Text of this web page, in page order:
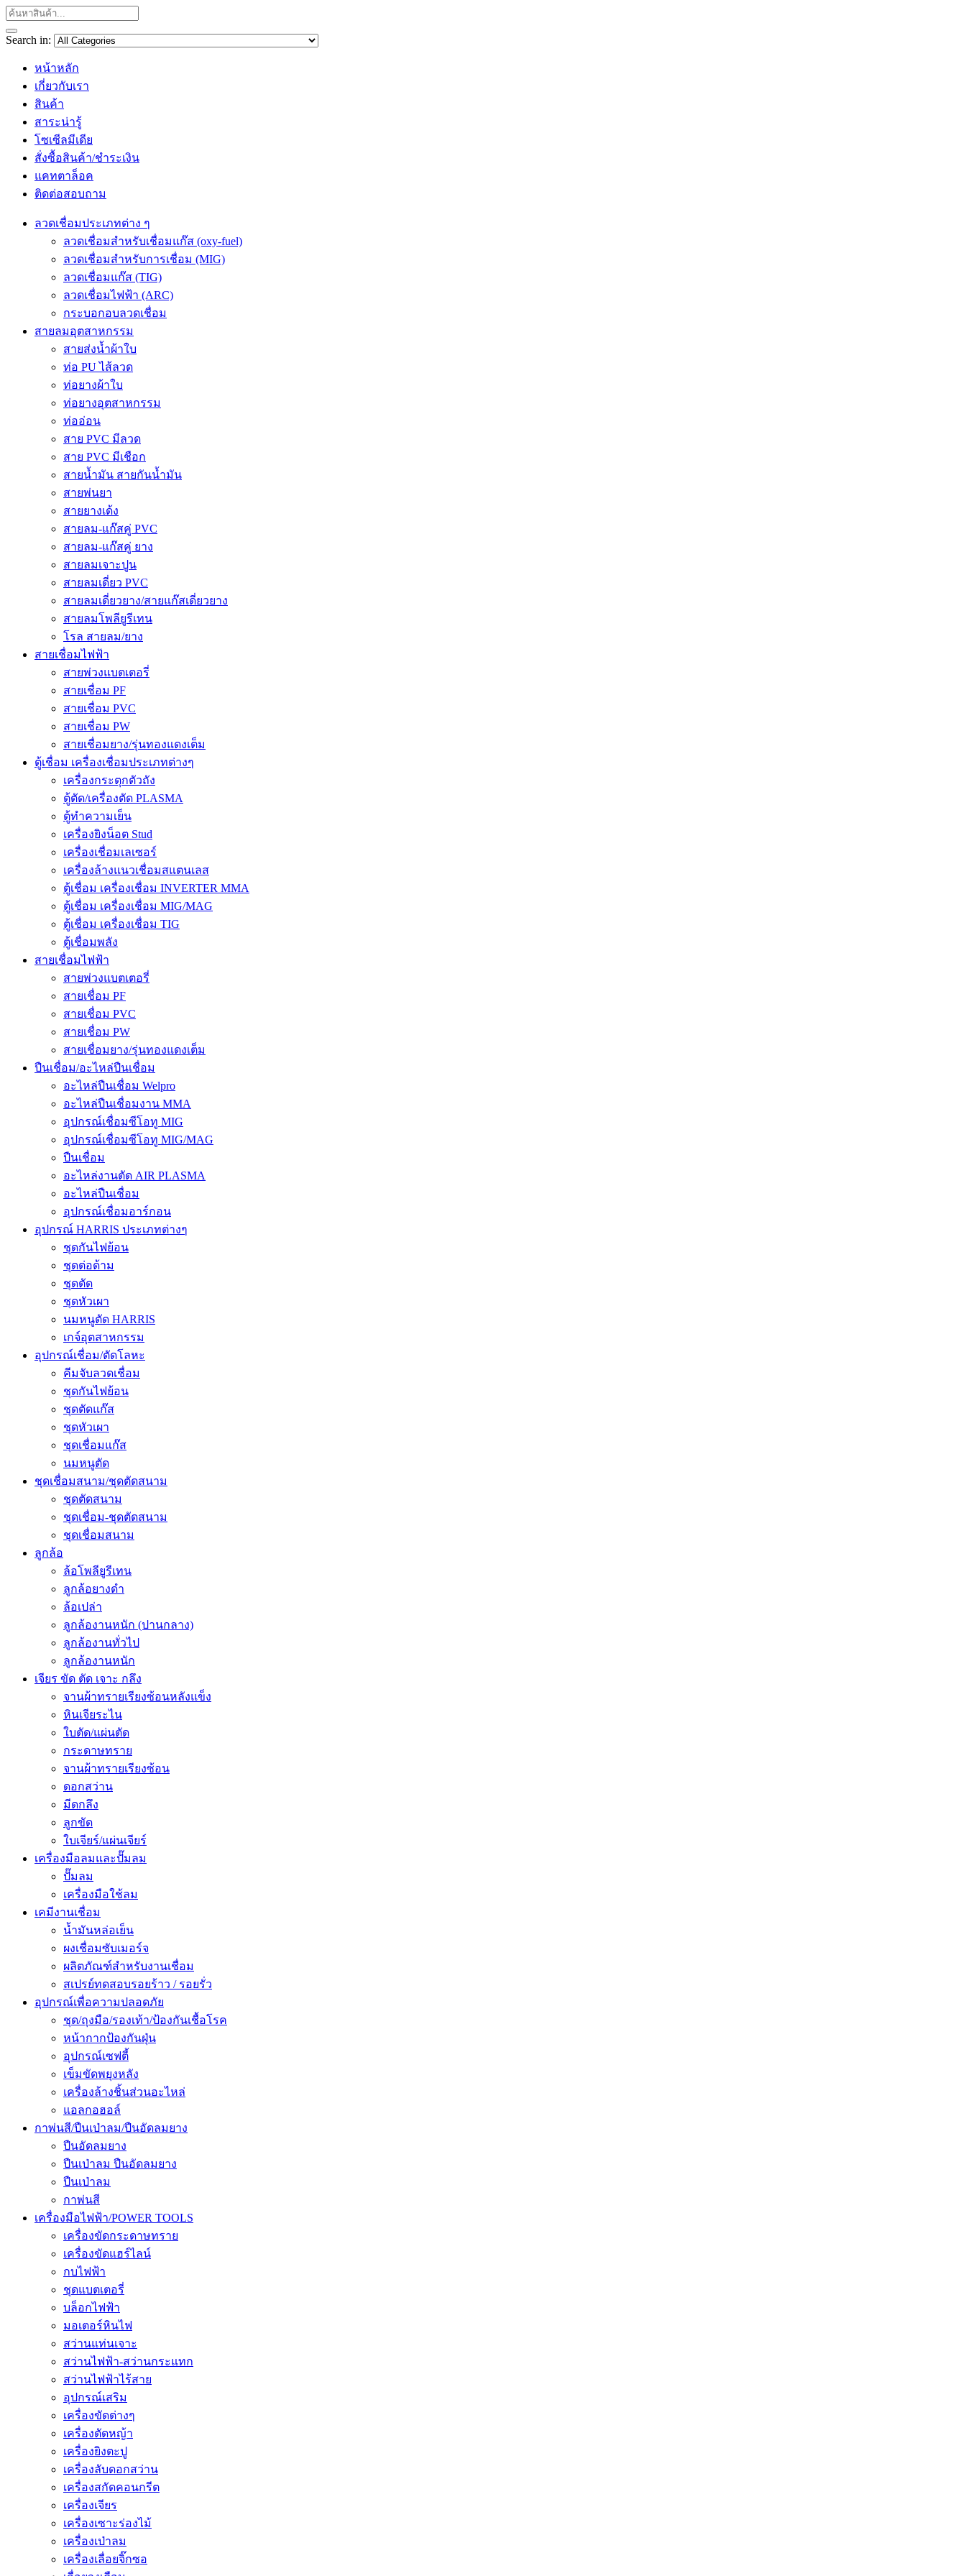
Search in:
หน้าหลัก
เกี่ยวกับเรา
สินค้า
สาระน่ารู้
โซเซีลมีเดีย
สั่งซื้อสินค้า/ชำระเงิน
แคทตาล็อค
ติดต่อสอบถาม
ลวดเชื่อมประเภทต่าง ๆ
ลวดเชื่อมสำหรับเชื่อมแก๊ส (oxy-fuel)
ลวดเชื่อมสำหรับการเชื่อม (MIG)
ลวดเชื่อมแก๊ส (TIG)
ลวดเชื่อมไฟฟ้า (ARC)
กระบอกอบลวดเชื่อม
สายลมอุตสาหกรรม
สายส่งน้ำผ้าใบ
ท่อ PU ไส้ลวด
ท่อยางผ้าใบ
ท่อยางอุตสาหกรรม
ท่ออ่อน
สาย PVC มีลวด
สาย PVC มีเชือก
สายน้ำมัน สายกันน้ำมัน
สายพ่นยา
สายยางเด้ง
สายลม-แก๊สคู่ PVC
สายลม-แก๊สคู่ ยาง
สายลมเจาะปูน
สายลมเดี่ยว PVC
สายลมเดี่ยวยาง/สายแก๊สเดี่ยวยาง
สายลมโพลียูรีเทน
โรล สายลม/ยาง
สายเชื่อมไฟฟ้า
สายพ่วงแบตเตอรี่
สายเชื่อม PF
สายเชื่อม PVC
สายเชื่อม PW
สายเชื่อมยาง/รุ่นทองแดงเต็ม
ตู้เชื่อม เครื่องเชื่อมประเภทต่างๆ
เครื่องกระตุกตัวถัง
ตู้ตัด/เครื่องตัด PLASMA
ตู้ทำความเย็น
เครื่องยิงน็อต Stud
เครื่องเชื่อมเลเซอร์
เครื่องล้างแนวเชื่อมสแตนเลส
ตู้เชื่อม เครื่องเชื่อม INVERTER MMA
ตู้เชื่อม เครื่องเชื่อม MIG/MAG
ตู้เชื่อม เครื่องเชื่อม TIG
ตู้เชื่อมพลัง
สายเชื่อมไฟฟ้า
สายพ่วงแบตเตอรี่
สายเชื่อม PF
สายเชื่อม PVC
สายเชื่อม PW
สายเชื่อมยาง/รุ่นทองแดงเต็ม
ปืนเชื่อม/อะไหล่ปืนเชื่อม
อะไหล่ปืนเชื่อม Welpro
อะไหล่ปืนเชื่อมงาน MMA
อุปกรณ์เชื่อมซีโอทู MIG
อุปกรณ์เชื่อมซีโอทู MIG/MAG
ปืนเชื่อม
อะไหล่งานตัด AIR PLASMA
อะไหล่ปืนเชื่อม
อุปกรณ์เชื่อมอาร์กอน
อุปกรณ์ HARRIS ประเภทต่างๆ
ชุดกันไฟย้อน
ชุดต่อด้าม
ชุดตัด
ชุดหัวเผา
นมหนูตัด HARRIS
เกจ์อุตสาหกรรม
อุปกรณ์เชื่อม/ตัดโลหะ
คีมจับลวดเชื่อม
ชุดกันไฟย้อน
ชุดตัดแก๊ส
ชุดหัวเผา
ชุดเชื่อมแก๊ส
นมหนูตัด
ชุดเชื่อมสนาม/ชุดตัดสนาม
ชุดตัดสนาม
ชุดเชื่อม-ชุดตัดสนาม
ชุดเชื่อมสนาม
ลูกล้อ
ล้อโพลียูรีเทน
ลูกล้อยางดำ
ล้อเปล่า
ลูกล้องานหนัก (ปานกลาง)
ลูกล้องานทั่วไป
ลูกล้องานหนัก
เจียร ขัด ตัด เจาะ กลึง
จานผ้าทรายเรียงซ้อนหลังแข็ง
หินเจียระไน
ใบตัด/แผ่นตัด
กระดาษทราย
จานผ้าทรายเรียงซ้อน
ดอกสว่าน
มีดกลึง
ลูกขัด
ใบเจียร์/แผ่นเจียร์
เครื่องมือลมและปั๊มลม
ปั๊มลม
เครื่องมือใช้ลม
เคมีงานเชื่อม
น้ำมันหล่อเย็น
ผงเชื่อมซับเมอร์จ
ผลิตภัณฑ์สำหรับงานเชื่อม
สเปรย์ทดสอบรอยร้าว / รอยรั่ว
อุปกรณ์เพื่อความปลอดภัย
ชุด/ถุงมือ/รองเท้า/ป้องกันเชื้อโรค
หน้ากากป้องกันฝุ่น
อุปกรณ์เซฟตี้
เข็มขัดพยุงหลัง
เครื่องล้างชิ้นส่วนอะไหล่
แอลกอฮอล์
กาพ่นสี/ปืนเป่าลม/ปืนอัดลมยาง
ปืนอัดลมยาง
ปืนเป่าลม ปืนอัดลมยาง
ปืนเป่าลม
กาพ่นสี
เครื่องมือไฟฟ้า/POWER TOOLS
เครื่องขัดกระดาษทราย
เครื่องขัดแฮร์ไลน์
กบไฟฟ้า
ชุดแบตเตอรี่
บล็อกไฟฟ้า
มอเตอร์หินไฟ
สว่านแท่นเจาะ
สว่านไฟฟ้า-สว่านกระแทก
สว่านไฟฟ้าไร้สาย
อุปกรณ์เสริม
เครื่องขัดต่างๆ
เครื่องตัดหญ้า
เครื่องยิงตะปู
เครื่องลับดอกสว่าน
เครื่องสกัดคอนกรีต
เครื่องเจียร
เครื่องเซาะร่องไม้
เครื่องเป่าลม
เครื่องเลื่อยจิ๊กซอ